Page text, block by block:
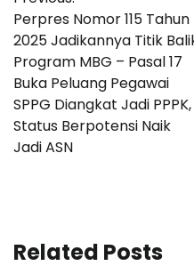
pos
Perpres Nomor 115 Tahun
2025 Jadikannya Titik
Program MBG – Pasal 17
Buka Peluang Pegawai
SPPG Diangkat Jadi PPPK,
Status Berpotensi Naik
Jadi ASN
Related Posts